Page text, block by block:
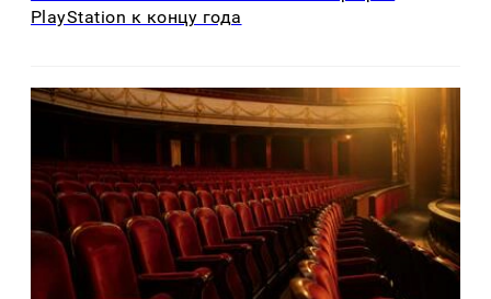
PlayStation к концу года